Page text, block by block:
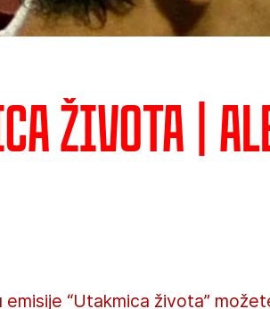
života |
emisije “Utakmica života”